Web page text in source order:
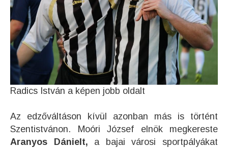
Radics István a képen jobb oldalt
Az edzőváltáson kívül azonban más is történt
Szentistvánon. Moóri József elnök megkereste
Aranyos Dánielt, a bajai városi sportpályákat